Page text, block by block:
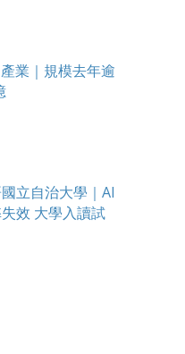
業｜規模去年逾
立自治大學｜AI
效 大學入讀試